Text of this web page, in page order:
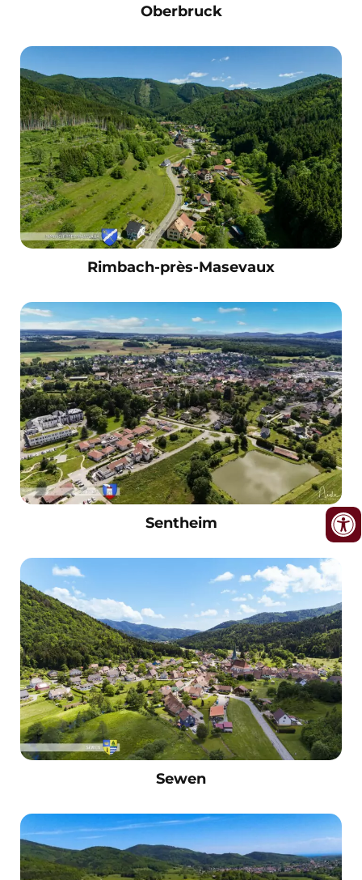
Oberbruck
Rimbach-près-Masevaux
Sentheim
Sewen